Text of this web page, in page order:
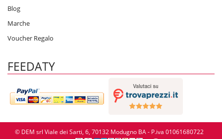
Blog
Marche
Voucher Regalo
FEEDATY
© DEM srl Viale dei Sarti, 6, 70132 Modugno BA - P.iva 01061680722